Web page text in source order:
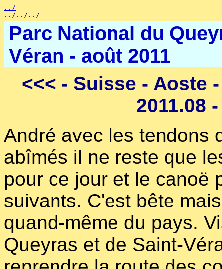
../
../../../
Parc National du
Véran - août 2011
<<< - Suisse - Aoste
2011.08
André avec les tendons
abîmés il ne reste que
pour ce jour et le canoë
suivants. C'est bête
quand-même du pays.
Queyras et de Saint-